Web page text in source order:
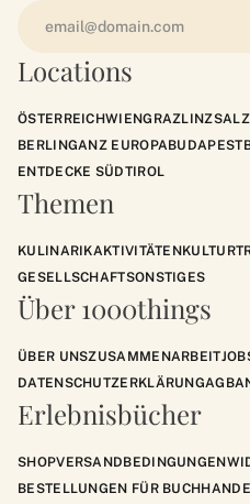
Locations
ÖSTERREICHWIENGRAZLINZ
BERLINGANZ EUROPABUDAPEST
ENTDECKE SÜDTIROL
Themen
KULINARIKAKTIVITÄTENKULTUR
GESELLSCHAFTSONSTIGES
Über 1000things
ÜBER UNSZUSAMMENARBEIT
DATENSCHUTZERKLÄRUNGAGB
Erlebnisbücher
SHOPVERSANDBEDINGUNGEN
BESTELLUNGEN FÜR